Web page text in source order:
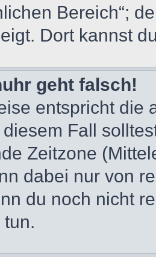
Bereich“;
Dort kannst
geht falsch!
entspricht die
Fall
Zeitzone
dabei nur von
du noch nicht